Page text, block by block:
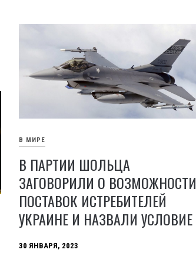
В МИРЕ
В ПАРТИИ ШОЛЬЦА
ЗАГОВОРИЛИ О ВОЗМОЖНОСТИ
ПОСТАВОК ИСТРЕБИТЕЛЕЙ
УКРАИНЕ И НАЗВАЛИ УСЛОВИЕ
30 ЯНВАРЯ, 2023